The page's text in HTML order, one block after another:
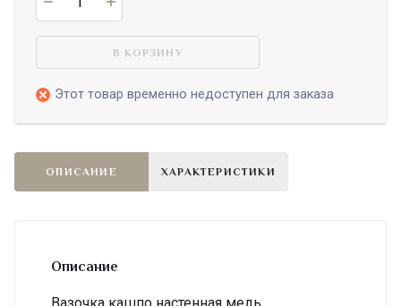
В КОРЗИНУ
Этот товар временно недоступен для заказа
ОПИСАНИЕ ХАРАКТЕРИСТИКИ
Описание